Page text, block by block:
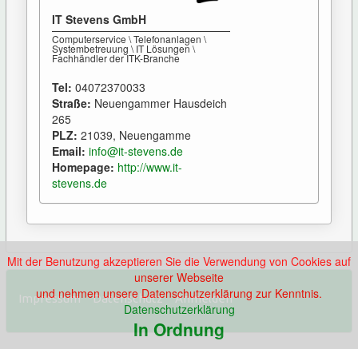
IT Stevens GmbH
Computerservice \ Telefonanlagen \
Systembetreuung \ IT Lösungen \
Fachhändler der ITK-Branche
Tel: 04072370033
Straße: Neuengammer Hausdeich
265
PLZ: 21039, Neuengamme
Email: info@it-stevens.de
Homepage: http://www.it-
stevens.de
Mit der Benutzung akzeptieren Sie die Verwendung von Cookies auf
unserer Webseite
und nehmen unsere Datenschutzerklärung zur Kenntnis.
Datenschutzerklärung
In Ordnung
Impressum Datenschutz Anmelden